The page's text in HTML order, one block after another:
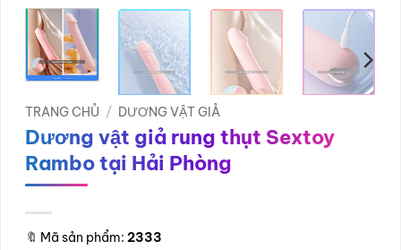
TRANG CHỦ / DƯƠNG VẬT GIẢ
Dương vật giả rung thụt Sextoy
Rambo tại Hải Phòng
🔖 Mã sản phẩm: 2333